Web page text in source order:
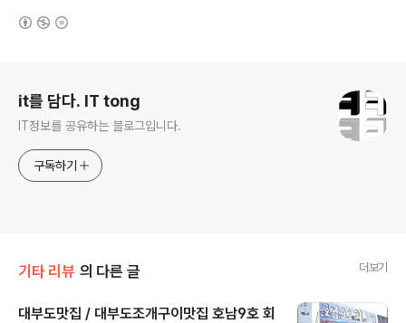
it를 담다. IT tong
IT정보를 공유하는 블로그입니다.
구독하기
기타 리뷰 의 다른 글 더보기
대부도맛집 / 대부도조개구이맛집 호남9호 회